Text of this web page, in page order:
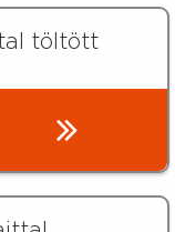
töltött